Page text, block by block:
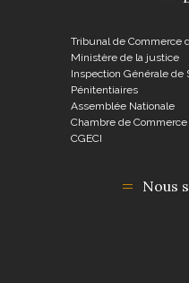
Tribunal de Commerce
Ministère de la justice
Inspection Générale de
Pénitentiaires
Assemblée Nationale
Chambre de
CGECI
Nous